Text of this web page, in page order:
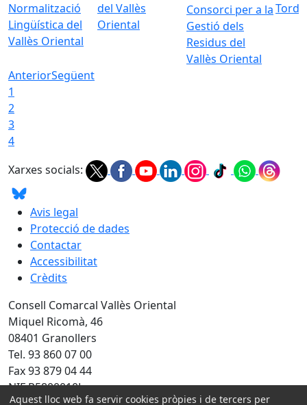
Normalització
Lingüística del
Vallès Oriental
del Vallès
Oriental
Consorci per a la
Gestió dels
Residus del
Vallès Oriental
AnteriorSegüent
1
2
3
4
Xarxes socials:
Avis legal
Protecció de dades
Contactar
Accessibilitat
Crèdits
Consell Comarcal Vallès Oriental
Miquel Ricomà, 46
08401 Granollers
Tel. 93 860 07 00
Fax 93 879 04 44
NIF P5800010J
Aquest lloc web fa servir cookies pròpies i de tercers per